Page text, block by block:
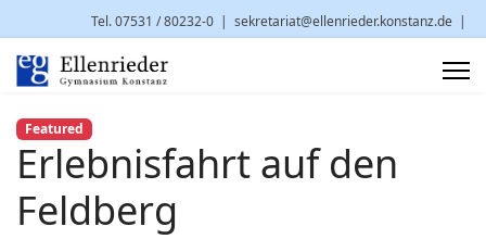
Tel. 07531 / 80232-0 | sekretariat@ellenrieder.konstanz.de |
Brauneggerstr. 29 | 78462 Konstanz
Featured
Erlebnisfahrt auf den
Feldberg